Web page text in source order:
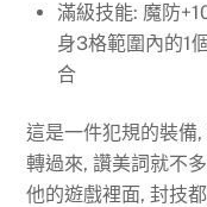
滿級技能: 魔防
身3格範圍內的1
合
這是一件犯規的裝備
轉過來, 讚美詞就不
他的遊戲裡面, 封技